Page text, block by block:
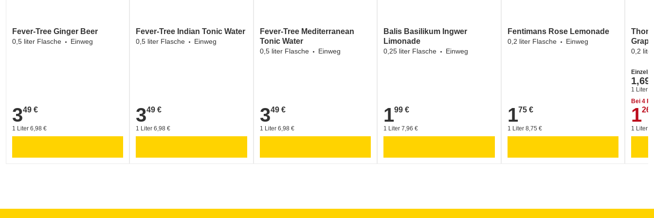
Fever-Tree Ginger Beer
0,5 liter Flasche Einweg
3,49 €
349 €
1 Liter 6,98 €
Fever-Tree Indian Tonic Water
0,5 liter Flasche Einweg
3,49 €
349 €
1 Liter 6,98 €
Fever-Tree Mediterranean
Tonic Water
0,5 liter Flasche Einweg
3,49 €
349 €
1 Liter 6,98 €
Balis Basilikum Ingwer
Limonade
0,25 liter Flasche Einweg
1,99 €
199 €
1 Liter 7,96 €
Fentimans Rose Lemonade
0,2 liter Flasche Einweg
1,75 €
175 €
1 Liter 8,75 €
0,2
1,69
1 Liter
Bei 4
1,26 €
126
1 Liter